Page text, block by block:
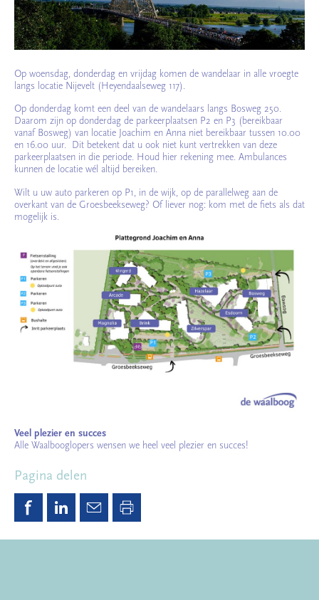
Op woensdag, donderdag en vrijdag komen de wandelaar in alle vroegte
langs locatie Nijevelt (Heyendaalseweg 117).
Op donderdag komt een deel van de wandelaars langs Bosweg 250.
Daarom zijn op donderdag de parkeerplaatsen P2 en P3 (bereikbaar
vanaf Bosweg) van locatie Joachim en Anna niet bereikbaar tussen 10.00
en 16.00 uur. Dit betekent dat u ook niet kunt vertrekken van deze
parkeerplaatsen in die periode. Houd hier rekening mee. Ambulances
kunnen de locatie wél altijd bereiken.
Wilt u uw auto parkeren op P1, in de wijk, op de parallelweg aan de
overkant van de Groesbeekseweg? Of liever nog: kom met de fiets als dat
mogelijk is.
Veel plezier en succes
Alle Waalbooglopers wensen we heel veel plezier en succes!
Pagina delen